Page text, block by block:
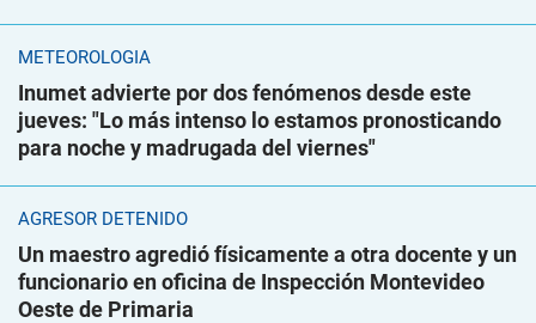
METEOROLOGÍA
Inumet advierte por dos fenómenos desde este
jueves: "Lo más intenso lo estamos pronosticando
para noche y madrugada del viernes"
AGRESOR DETENIDO
Un maestro agredió físicamente a otra docente y un
funcionario en oficina de Inspección Montevideo
Oeste de Primaria